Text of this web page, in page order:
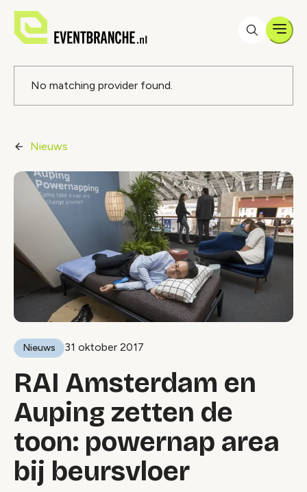
Foutmelding
No matching provider found.
Nieuws
Nieuws 31 oktober 2017
RAI Amsterdam en
Auping zetten de
toon: powernap area
bij beursvloer